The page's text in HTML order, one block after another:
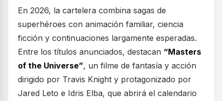
En 2026, la cartelera combina sagas de
superhéroes con animación familiar, ciencia
ficción y continuaciones largamente esperadas.
Entre los títulos anunciados, destacan “Masters
of the Universe”, un filme de fantasía y acción
dirigido por Travis Knight y protagonizado por
Jared Leto e Idris Elba, que abrirá el calendario